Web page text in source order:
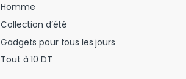
Homme
Collection d’été
Gadgets pour tous les jours
Tout à 10 DT